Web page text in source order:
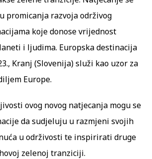
promicanja razvoja održivog
koje donose vrijednost
i ljudima. Europska destinacija
Kranj (Slovenija) služi kao uzor za
Europe.
ovog novog natjecanja mogu se
da sudjeluju u razmjeni svojih
u održivosti te inspirirati druge
zelenoj tranziciji.